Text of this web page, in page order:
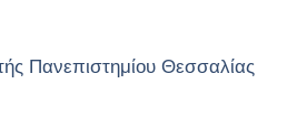
Πανεπιστημίου Θεσσαλίας